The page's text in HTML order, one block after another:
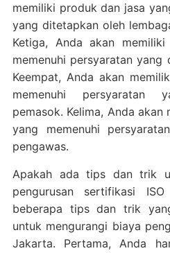
memiliki produk dan jasa
yang ditetapkan oleh
Ketiga, Anda akan
memenuhi persyaratan
Keempat, Anda akan
memenuhi persyaratan
pemasok. Kelima, Anda
yang memenuhi
pengawas.
Apakah ada tips dan trik
pengurusan sertifikasi
beberapa tips dan trik
untuk mengurangi biaya
Jakarta. Pertama, Anda